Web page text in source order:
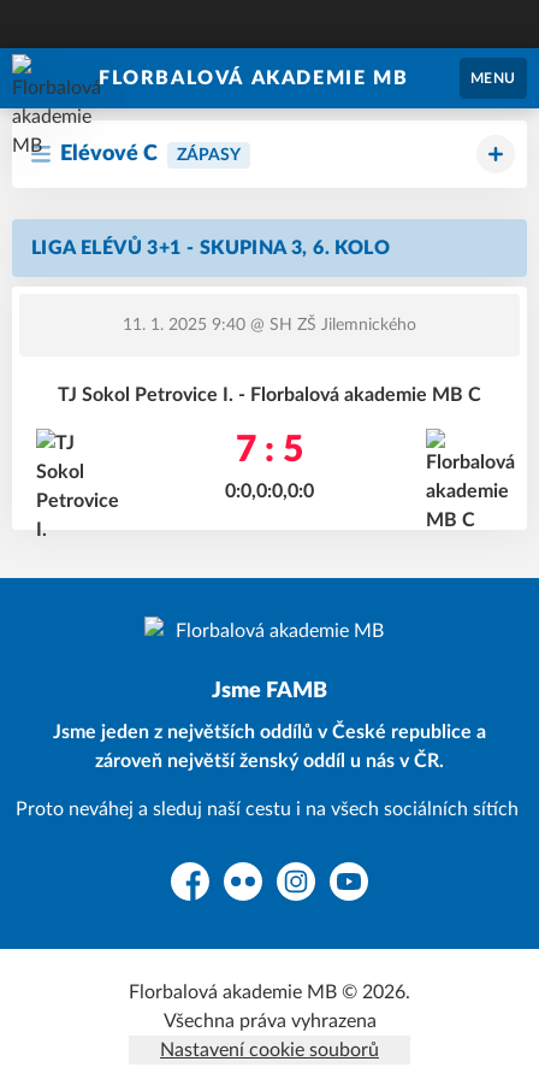
FLORBALOVÁ AKADEMIE MB MENU
Elévové C ZÁPASY
LIGA ELÉVŮ 3+1 - SKUPINA 3, 6. KOLO
11. 1. 2025 9:40 @ SH ZŠ Jilemnického
TJ Sokol Petrovice I. - Florbalová akademie MB C
7 : 5
0:0,0:0,0:0
Jsme FAMB
Jsme jeden z největších oddílů v České republice a
zároveň největší ženský oddíl u nás v ČR.
Proto neváhej a sleduj naší cestu i na všech sociálních sítích
FacebookFlickr InstagramYouTube
Florbalová akademie MB © 2026.
Všechna práva vyhrazena
Nastavení cookie souborů